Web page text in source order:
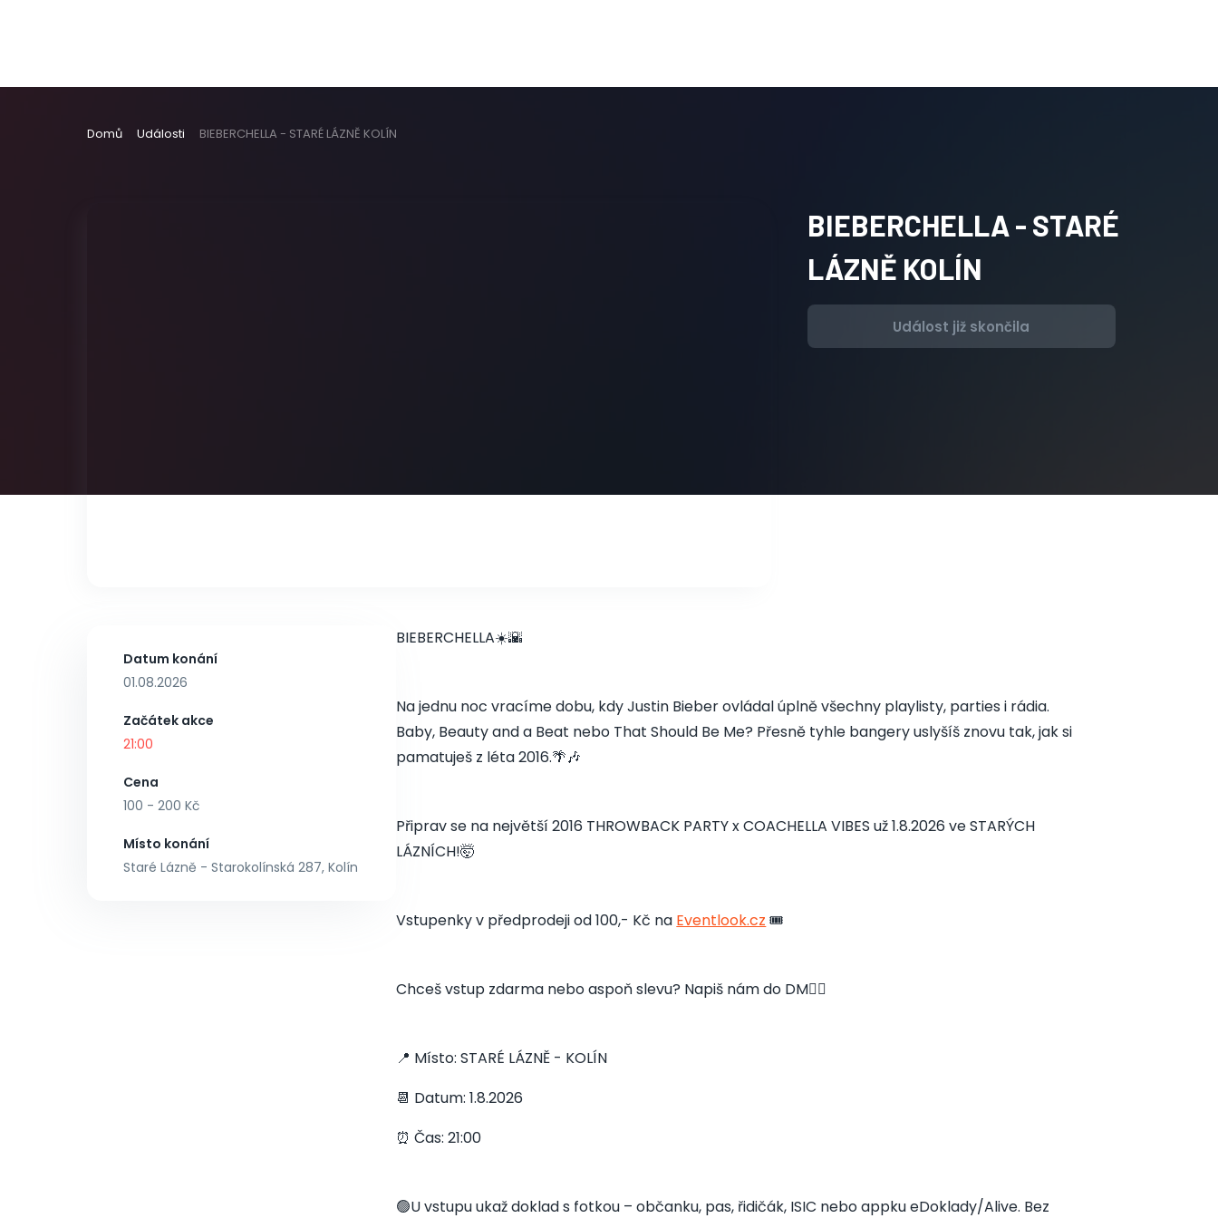
Domů Události BIEBERCHELLA - STARÉ LÁZNĚ KOLÍN
BIEBERCHELLA - STARÉ
LÁZNĚ KOLÍN
Událost již skončila
Datum konání
01.08.2026
Začátek akce
21:00
Cena
100 - 200 Kč
Místo konání
Staré Lázně - Starokolínská 287, Kolín
BIEBERCHELLA☀️🌇
Na jednu noc vracíme dobu, kdy Justin Bieber ovládal úplně všechny playlisty, parties i rádia.
Baby, Beauty and a Beat nebo That Should Be Me? Přesně tyhle bangery uslyšíš znovu tak, jak si
pamatuješ z léta 2016.🌴🎶
Připrav se na největší 2016 THROWBACK PARTY x COACHELLA VIBES už 1.8.2026 ve STARÝCH
LÁZNÍCH!🤯
Vstupenky v předprodeji od 100,- Kč na Eventlook.cz 🎟️
Chceš vstup zdarma nebo aspoň slevu? Napiš nám do DM👇🏻
📍 Místo: STARÉ LÁZNĚ - KOLÍN
📆 Datum: 1.8.2026
⏰ Čas: 21:00
🟢U vstupu ukaž doklad s fotkou – občanku, pas, řidičák, ISIC nebo appku eDoklady/Alive. Bez